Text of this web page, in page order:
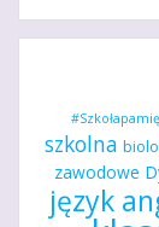
szkolna
zawodowe
język